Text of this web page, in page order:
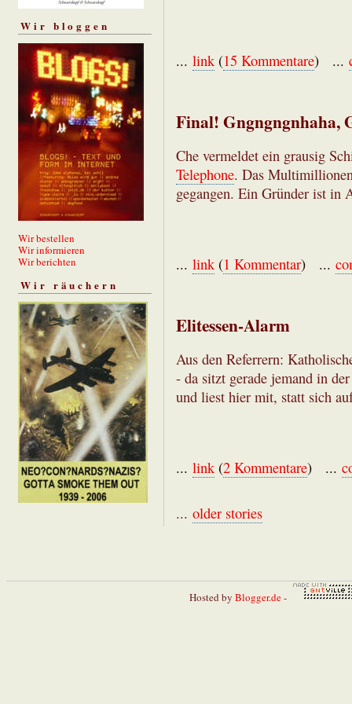
Wir bloggen
Wir bestellen
Wir informieren
Wir berichten
Wir räuchern
... link (15 Kommentare) ...
Final! Gngngngnhaha,
Che vermeldet ein grausig
Telephone. Das
gegangen. Ein Gründer ist in
... link(1 Kommentar) ...
Elitessen-Alarm
Aus den Referrern:
- da sitzt gerade jemand in
und liest hier mit, statt sich
... link(2 Kommentare) ...
... older stories
Hosted by Blogger.de-